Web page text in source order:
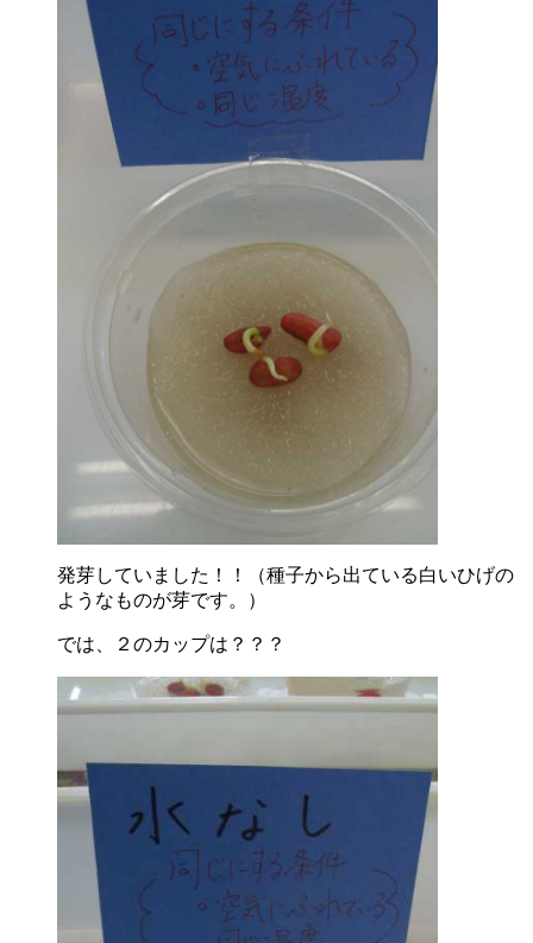
発芽していました！！（種子から出ている白いひげの
ようなものが芽です。）
では、２のカップは？？？